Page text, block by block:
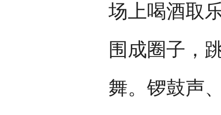
场上喝酒取
围成圈子，
舞。锣鼓声